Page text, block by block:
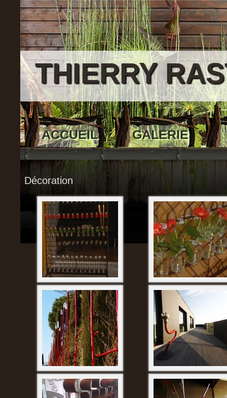
THIERRY
ACCUEIL GALERIE
Décoration